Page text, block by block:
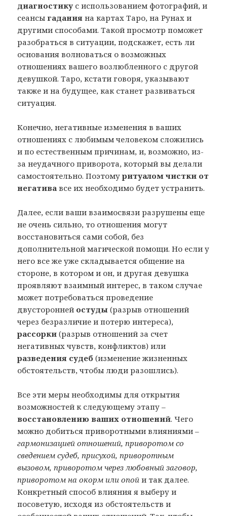
диагностику с использованием фотографий, и
сеансыгадания на картах Таро, на Рунах и
другими способами. Такой просмотр поможет
разобраться в ситуации, подскажет, есть ли
основания волноваться о возможных
отношениях вашего возлюбленного с другой
девушкой. Таро, кстати говоря, указывают
также и на будущее, как станет развиваться
ситуация.
Конечно, негативные изменения в ваших
отношениях с любимым человеком сложились
и по естественным причинам, и, возможно, из-
за неудачного приворота, который вы делали
самостоятельно. Поэтомуритуалом чистки от
негатива все их необходимо будет устранить.
Далее, если ваши взаимосвязи разрушены еще
не очень сильно, то отношения могут
восстановиться сами собой, без
дополнительной магической помощи. Но если у
него все же уже складывается общение на
стороне, в котором и он, и другая девушка
проявляют взаимный интерес, в таком случае
может потребоваться проведение
двусторонней остуды (разрыв отношений
через безразличие и потерю интереса),
рассорки (разрыв отношений за счет
негативных чувств, конфликтов) или
разведения судеб (изменение жизненных
обстоятельств, чтобы люди разошлись).
Все эти меры необходимы для открытия
возможностей к следующему этапу –
восстановлению ваших отношений. Чего
можно добиться приворотными влияниями –
гармонизацией отношений, приворотом со
сведением судеб, присухой, приворотным
вызовом, приворотом через любовный заговор,
приворотом на окорм или опой и так далее.
Конкретный способ влияния я выберу и
посоветую, исходя из обстоятельств и